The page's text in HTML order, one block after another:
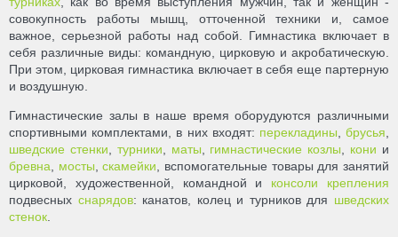
совокупность работы мышц, отточенной техники и, самое
важное, серьезной работы над собой. Гимнастика включает в
себя различные виды: командную, цирковую и акробатическую.
При этом, цирковая гимнастика включает в себя еще партерную
и воздушную.
Гимнастические залы в наше время оборудуются различными
спортивными комплектами, в них входят: перекладины ,брусья
шведские стенки
турники маты гимнастические козлы кони и
бревна
мосты ,скамейки , вспомогательные товары для занятий
цирковой, художественной, командной и консоли крепления
подвесных снарядов: канатов, колец и турников для шведских
стенок